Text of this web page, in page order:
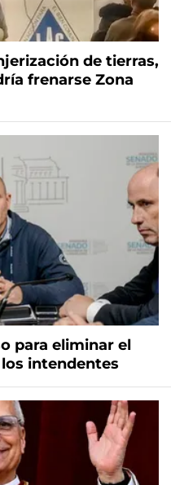
de tierras,
frenarse Zona
para eliminar el
intendentes